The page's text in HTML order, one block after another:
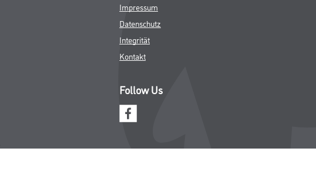
Impressum
Datenschutz
Integrität
Kontakt
Follow Us